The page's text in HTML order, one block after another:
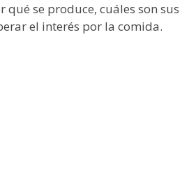
qué se produce, cuáles son sus
el interés por la comida.